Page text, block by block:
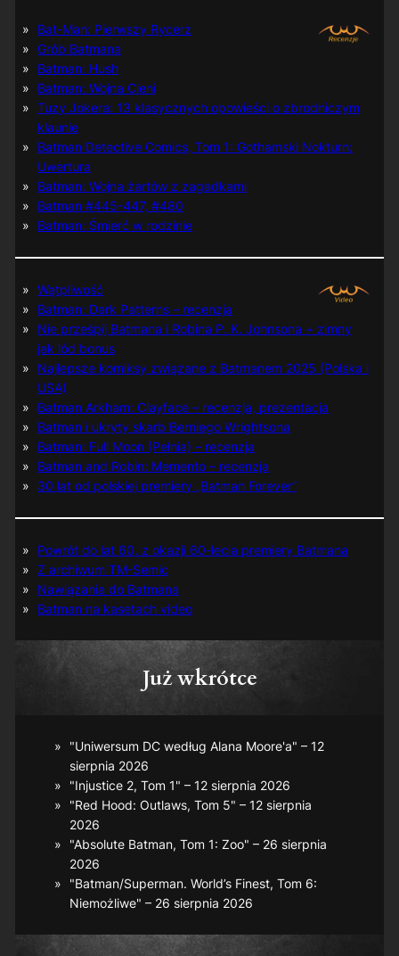
Bat-Man: Pierwszy Rycerz
Grób Batmana
Batman: Hush
Batman: Wojna Cieni
Tuzy Jokera: 13 klasycznych opowieści o zbrodniczym
klaunie
Batman Detective Comics, Tom 1: Gothamski Nokturn:
Uwertura
Batman: Wojna żartów z zagadkami
Batman #445-447, #480
Batman: Śmierć w rodzinie
Wątpliwość
Batman: Dark Patterns – recenzja
Nie prześpij Batmana i Robina P. K. Johnsona + zimny
jak lód bonus
Najlepsze komiksy związane z Batmanem 2025 (Polska i
USA)
Batman Arkham: Clayface – recenzja, prezentacja
Batman i ukryty skarb Berniego Wrightsona
Batman: Full Moon (Pełnia) – recenzja
Batman and Robin: Memento – recenzja
30 lat od polskiej premiery „Batman Forever”
Powrót do lat 60. z okazji 60-lecia premiery Batmana
Z archiwum TM-Semic
Nawiązania do Batmana
Batman na kasetach video
Już wkrótce
"Uniwersum DC według Alana Moore'a" – 12
sierpnia 2026
"Injustice 2, Tom 1" – 12 sierpnia 2026
"Red Hood: Outlaws, Tom 5" – 12 sierpnia
2026
"Absolute Batman, Tom 1: Zoo" – 26 sierpnia
2026
"Batman/Superman. World’s Finest, Tom 6:
Niemożliwe" – 26 sierpnia 2026